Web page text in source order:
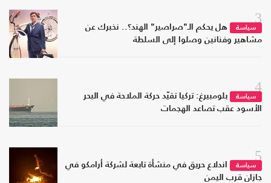
3
سياسة
هل يحكم الـ"صراصير" الهند؟.. نخبرك عن
مشاهير وفنانين وصلوا إلى السلطة
4
سياسة
بلومبيرغ: تركيا تقيّد حركة الملاحة في البحر
الأسود عقب تصاعد الهجمات
5
سياسة
اندلاع حريق في منشأة تابعة لشركة أرامكو في
جازان قرب اليمن